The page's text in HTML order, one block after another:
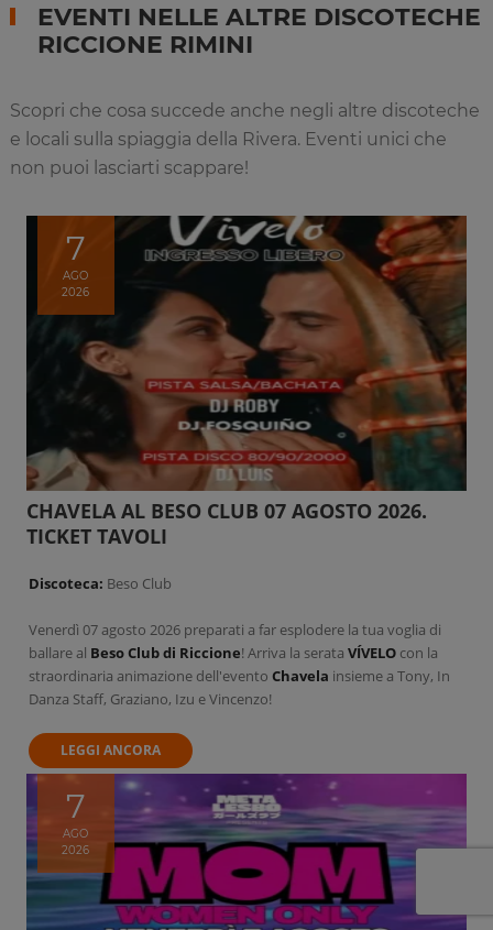
EVENTI NELLE ALTRE DISCOTECHE
RICCIONE RIMINI
Scopri che cosa succede anche negli altre discoteche
e locali sulla spiaggia della Rivera. Eventi unici che
non puoi lasciarti scappare!
7
AGO
2026
CHAVELA AL BESO CLUB 07 AGOSTO 2026.
TICKET TAVOLI
Discoteca: Beso Club
Venerdì 07 agosto 2026 preparati a far esplodere la tua voglia di
ballare al Beso Club di Riccione! Arriva la serata VÍVELOcon la
straordinaria animazione dell'evento Chavela insieme a Tony, In
Danza Staff, Graziano, Izu e Vincenzo!
LEGGI ANCORA
7
AGO
2026